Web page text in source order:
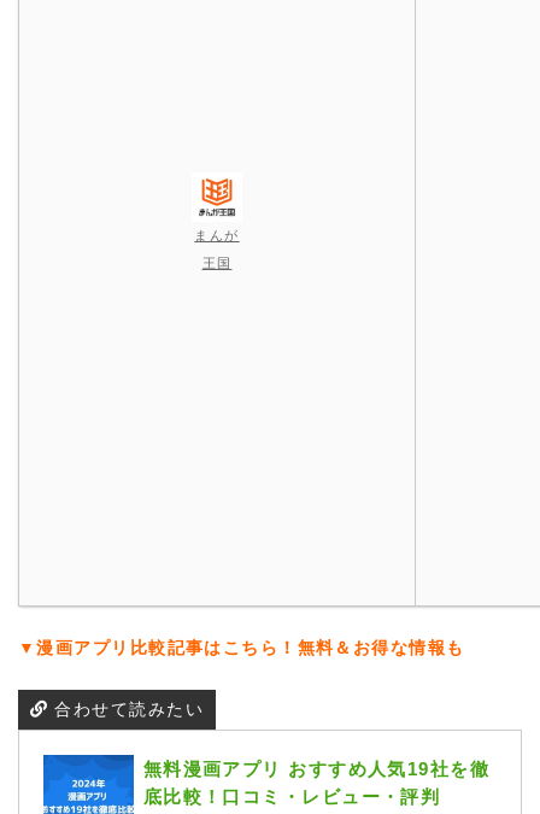
まんが
王国
▼漫画アプリ比較記事はこちら！無料＆お得な情報も
合わせて読みたい
無料漫画アプリ おすすめ人気19社を徹
底比較！口コミ・レビュー・評判